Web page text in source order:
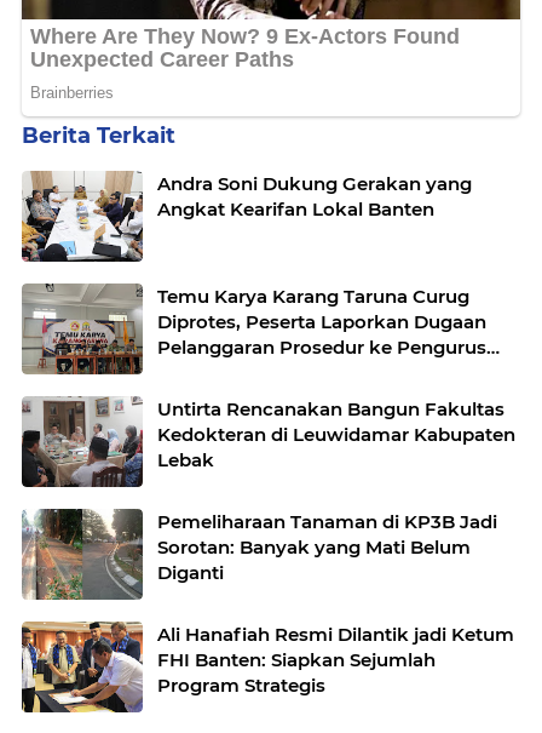
Berita Terkait
Andra Soni Dukung Gerakan yang
Angkat Kearifan Lokal Banten
Temu Karya Karang Taruna Curug
Diprotes, Peserta Laporkan Dugaan
Pelanggaran Prosedur ke Pengurus
Untirta Rencanakan Bangun Fakultas
Kedokteran di Leuwidamar Kabupaten
Lebak
Pemeliharaan Tanaman di KP3B Jadi
Sorotan: Banyak yang Mati Belum
Diganti
Ali Hanafiah Resmi Dilantik jadi Ketum
FHI Banten: Siapkan Sejumlah
Program Strategis